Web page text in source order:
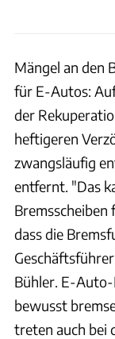
Mängel an den
für E-Autos:
der
heftigeren
zwangsläufig
entfernt. "Das
Bremsscheiben
dass die
Bühler. E-
bewusst
treten auch bei